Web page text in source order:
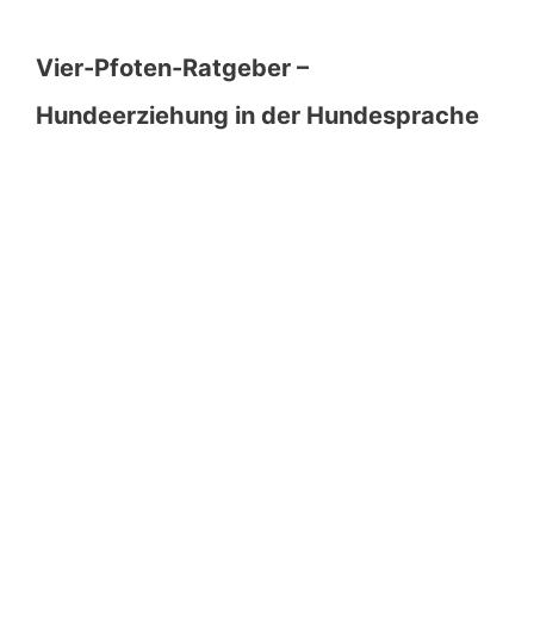
Vier-Pfoten-Ratgeber –
Hundeerziehung in der Hundesprache